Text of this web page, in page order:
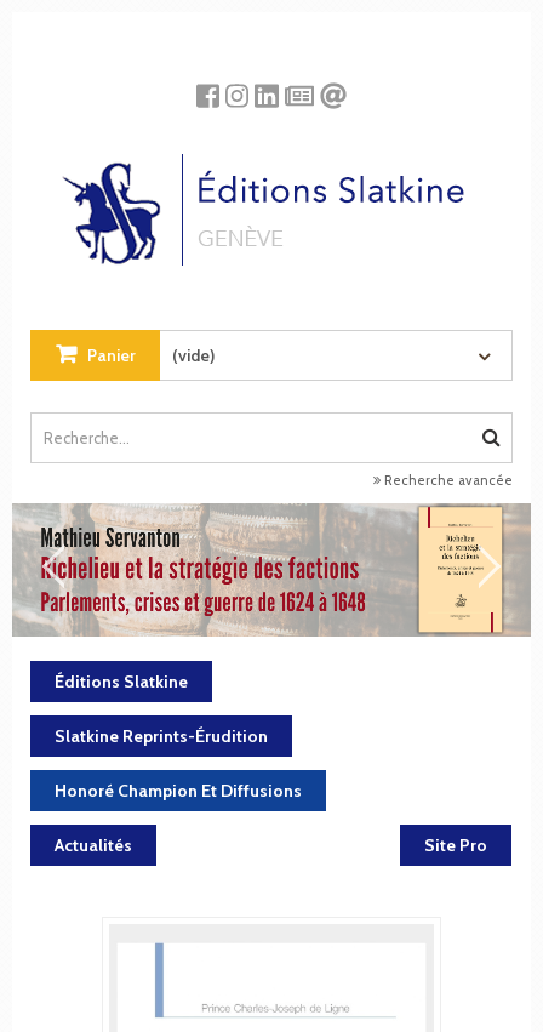
Panier (vide)
Recherche avancée
Éditions Slatkine
Slatkine Reprints-Érudition
Honoré Champion Et Diffusions
Actualités Site Pro